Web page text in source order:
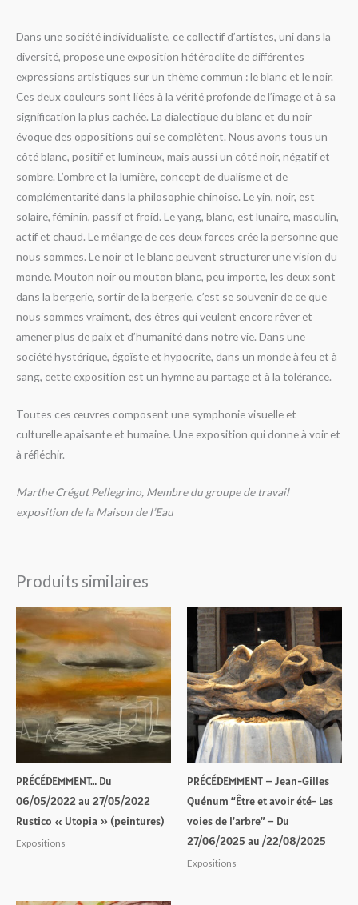
Dans une société individualiste, ce collectif d’artistes, uni dans la
diversité, propose une exposition hétéroclite de différentes
expressions artistiques sur un thème commun : le blanc et le noir.
Ces deux couleurs sont liées à la vérité profonde de l’image et à sa
signification la plus cachée. La dialectique du blanc et du noir
évoque des oppositions qui se complètent. Nous avons tous un
côté blanc, positif et lumineux, mais aussi un côté noir, négatif et
sombre. L’ombre et la lumière, concept de dualisme et de
complémentarité dans la philosophie chinoise. Le yin, noir, est
solaire, féminin, passif et froid. Le yang, blanc, est lunaire, masculin,
actif et chaud. Le mélange de ces deux forces crée la personne que
nous sommes. Le noir et le blanc peuvent structurer une vision du
monde. Mouton noir ou mouton blanc, peu importe, les deux sont
dans la bergerie, sortir de la bergerie, c’est se souvenir de ce que
nous sommes vraiment, des êtres qui veulent encore rêver et
amener plus de paix et d’humanité dans notre vie. Dans une
société hystérique, égoïste et hypocrite, dans un monde à feu et à
sang, cette exposition est un hymne au partage et à la tolérance.
Toutes ces œuvres composent une symphonie visuelle et
culturelle apaisante et humaine. Une exposition qui donne à voir et
à réfléchir.
Marthe Crégut Pellegrino, Membre du groupe de travail
exposition de la Maison de l’Eau
Produits similaires
PRÉCÉDEMMENT… Du
06/05/2022 au 27/05/2022
Rustico « Utopia » (peintures)
Expositions
PRÉCÉDEMMENT – Jean-Gilles
Quénum “Être et avoir été- Les
voies de l’arbre” – Du
27/06/2025 au /22/08/2025
Expositions